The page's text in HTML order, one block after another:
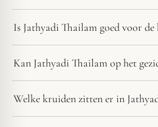
Is Jathyadi Thailam goed voor de
Kan Jathyadi Thailam op het
Welke kruiden zitten er in